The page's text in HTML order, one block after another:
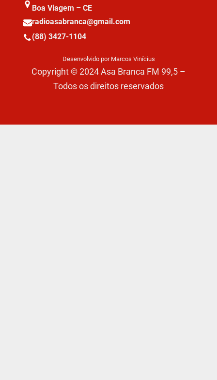
Boa Viagem – CE
radioasabranca@gmail.com
(88) 3427-1104
Desenvolvido por Marcos Vinícius
Copyright © 2024 Asa Branca FM 99,5 –
Todos os direitos reservados